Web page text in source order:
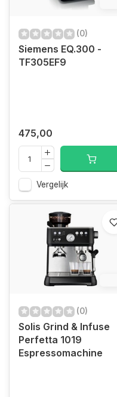
(0)
Siemens EQ.300 -
TF305EF9
475,00
Vergelijk
(0)
Solis Grind & Infuse
Perfetta 1019
Espressomachine